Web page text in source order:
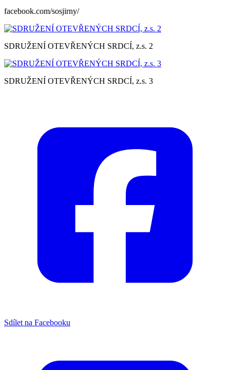
facebook.com/sosjirny/
SDRUŽENÍ OTEVŘENÝCH SRDCÍ, z.s. 2
SDRUŽENÍ OTEVŘENÝCH SRDCÍ, z.s. 3
Sdílet na Facebooku